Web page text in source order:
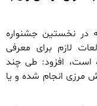
در نخستین جشنواره
لازم برای معرفی
است، افزود: طی چند
مرزی انجام شده و یا